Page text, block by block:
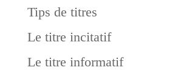
Tips de titres
Le titre incitatif
Le titre informatif